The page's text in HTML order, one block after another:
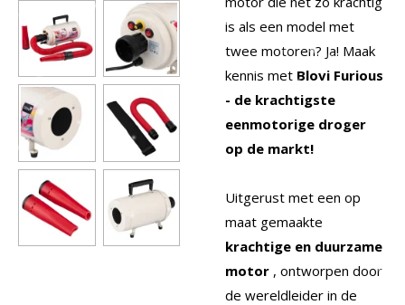
is als een model met
twee motoren? Ja! Maak
kennis met Blovi Furious
- de krachtigste
eenmotorige droger
op de markt!
Uitgerust met een op
maat gemaakte
krachtige en duurzame
motor , ontworpen door
de wereldleider in de